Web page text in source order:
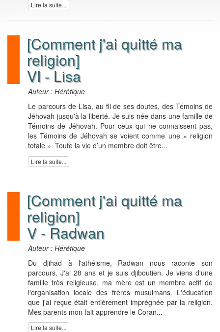
Lire la suite...
[Comment j'ai quitté ma
religion]
VI - Lisa
Auteur : Hérétique
Le parcours de Lisa, au fil de ses doutes, des Témoins de
Jéhovah jusqu'à la liberté. Je suis née dans une famille de
Témoins de Jéhovah. Pour ceux qui ne connaissent pas,
les Témoins de Jéhovah se voient comme une « religion
totale ». Toute la vie d’un membre doit être...
Lire la suite...
[Comment j'ai quitté ma
religion]
V - Radwan
Auteur : Hérétique
Du djihad à l'athéisme, Radwan nous raconte son
parcours. J'ai 28 ans et je suis djiboutien. Je viens d'une
famille très religieuse, ma mère est un membre actif de
l'organisation locale des frères musulmans. L'éducation
que j'ai reçue était entièrement imprégnée par la religion.
Mes parents mon fait apprendre le Coran...
Lire la suite...